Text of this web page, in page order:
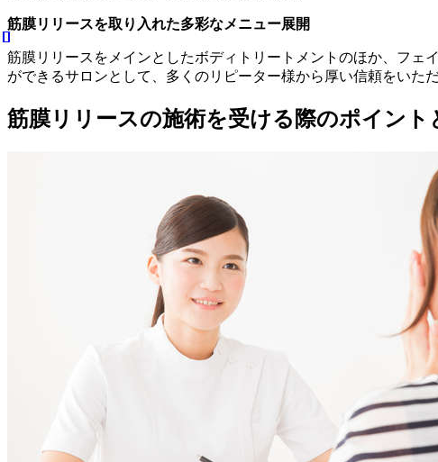
筋膜リリースを取り入れた多彩なメニュー展開
筋膜リリースをメインとしたボディトリートメントのほか、フェ
ができるサロンとして、多くのリピーター様から厚い信頼をいただ
筋膜リリースの施術を受ける際のポイント